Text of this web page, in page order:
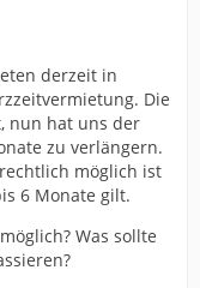
derzeit in
Die
nun hat uns der
zu verlängern.
möglich ist
6 Monate gilt.
Was sollte